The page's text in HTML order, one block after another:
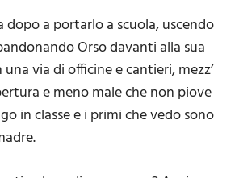
dopo a portarlo a scuola, uscendo
Orso davanti alla sua
via di officine e cantieri, mezz’
e meno male che non piove
in classe e i primi che vedo sono